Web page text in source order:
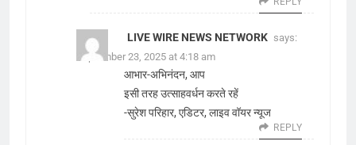
LIVE WIRE NEWS NETWORK says:
September 23, 2025 at 4:18 am
आभार-अभिनंदन, आप
इसी तरह उत्साहवर्धन करते रहें
-सुरेश परिहार, एडिटर, लाइव वॉयर न्यूज
REPLY